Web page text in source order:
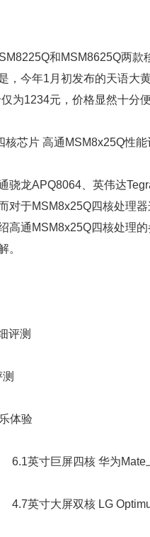
和MSM8625Q两款
，今年1月初发布的天语大
为1234元，价格显然十分便
骁龙APQ8064、英伟达
对于MSM8x25Q四核处理
高通MSM8x25Q四核处理
。
评测
体验
6.1英寸巨屏四核 华为Mate
4.7英寸大屏双核 LG